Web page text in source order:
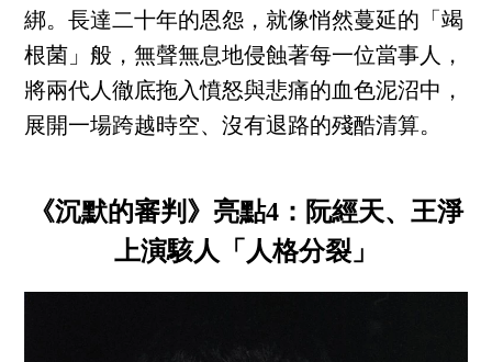
綁。長達二十年的恩怨，就像悄然蔓延的「竭
根菌」般，無聲無息地侵蝕著每一位當事人，
將兩代人徹底拖入憤怒與悲痛的血色泥沼中，
展開一場跨越時空、沒有退路的殘酷清算。
《沉默的審判》亮點4：阮經天、王淨
上演駭人「人格分裂」